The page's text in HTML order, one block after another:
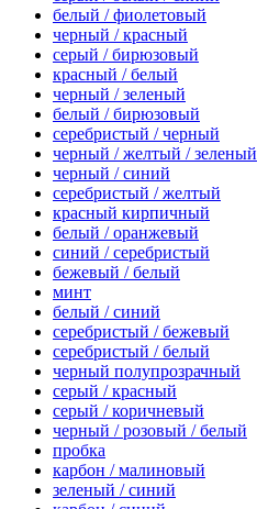
белый / фиолетовый
черный / красный
серый / бирюзовый
красный / белый
черный / зеленый
белый / бирюзовый
серебристый / черный
черный / желтый / зеленый
черный / синий
серебристый / желтый
красный кирпичный
белый / оранжевый
синий / серебристый
бежевый / белый
минт
белый / синий
серебристый / бежевый
серебристый / белый
черный полупрозрачный
серый / красный
серый / коричневый
черный / розовый / белый
пробка
карбон / малиновый
зеленый / синий